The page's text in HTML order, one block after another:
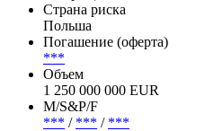
Страна риска
Польша
Погашение (оферта)
***
Объем
1 250 000 000 EUR
М/S&P/F
*** / *** / ***